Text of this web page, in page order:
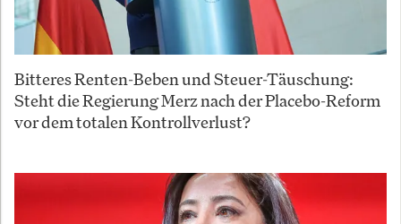
Bitteres Renten-Beben und Steuer-Täuschung:
Steht die Regierung Merz nach der Placebo-Reform
vor dem totalen Kontrollverlust?